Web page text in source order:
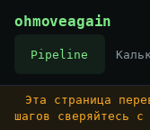
ohmoveagain
Pipeline
Эта страница
шагов сверяйтесь с